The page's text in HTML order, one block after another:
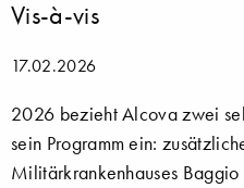
Vis-à-vis
17.02.2026
2026 bezieht Alcova zwei
sein Programm ein:
Militärkrankenhauses